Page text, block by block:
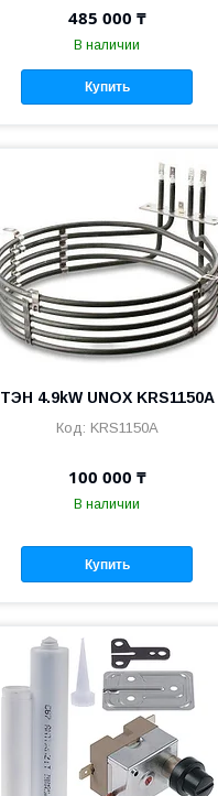
485 000 ₸
В наличии
Купить
ТЭН 4.9kW UNOX KRS1150A
KRS1150A
100 000 ₸
В наличии
Купить